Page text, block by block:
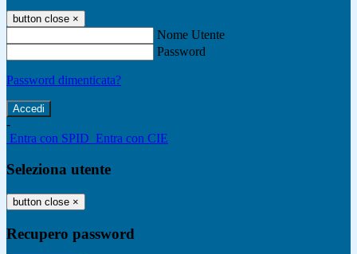
button close ×
Nome Utente
Password
Password dimenticata?
-
Entra con SPID Entra con CIE
Seleziona utente
button close ×
Recupero password